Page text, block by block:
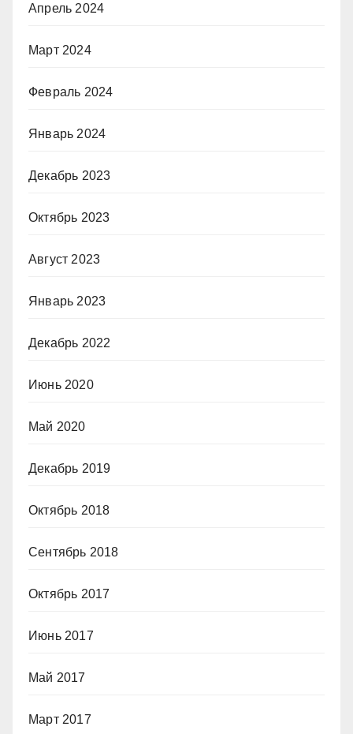
Апрель 2024
Март 2024
Февраль 2024
Январь 2024
Декабрь 2023
Октябрь 2023
Август 2023
Январь 2023
Декабрь 2022
Июнь 2020
Май 2020
Декабрь 2019
Октябрь 2018
Сентябрь 2018
Октябрь 2017
Июнь 2017
Май 2017
Март 2017